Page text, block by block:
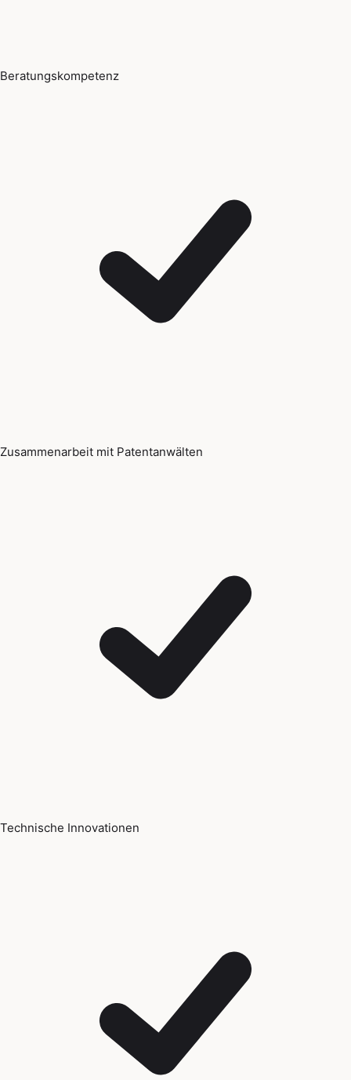
Beratungskompetenz
Zusammenarbeit mit Patentanwälten
Technische Innovationen